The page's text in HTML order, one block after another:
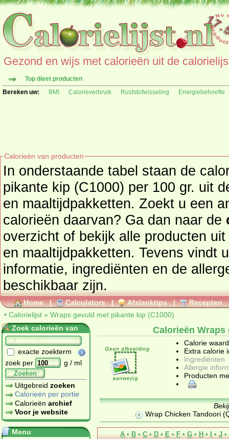
Gezond en wijs met calorieën uit de
Top dieet producten
Bereken uw:
BMI Calorieverbruik Ruststofwisseling Energiebehoefte
Calorieën van producten
In onderstaande tabel staan de
pikante kip (C1000) per 100 gr. uit
en maaltijdpakketten. Zoekt u een ander product en de
calorieën daarvan? Ga dan naar de
overzicht of bekijk alle
en maaltijdpakketten. Tevens vindt u ook de uitgebreide calorie
informatie, ingrediënten en de
beschikbaar zijn.
Home | Calculators | Afslanktips | Recepten
• Calorielijst » Wraps gevuld met pikante kip (C1000)
Zoek calorieën van
exacte zoekterm
zoek per
g / ml
Zoeken
Uitgebreid zoeken
Calorieën per portie
Calorieën archief
Voor je website
Menu
Calorieën Wraps
Calorie
Extra calorie
Ingrediënten
Allergie
Producten
Wrap Chicken Tandoori
A • B • C • D • E • F • G • H • I • J •